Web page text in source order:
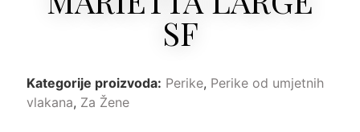
SF
Kategorije proizvoda: Perike, Perike od umjetnih
vlakana, Za Žene